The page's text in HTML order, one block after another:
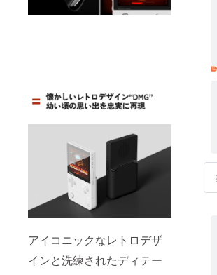
アイコニックなレトロデザ
インと洗練されたディテー